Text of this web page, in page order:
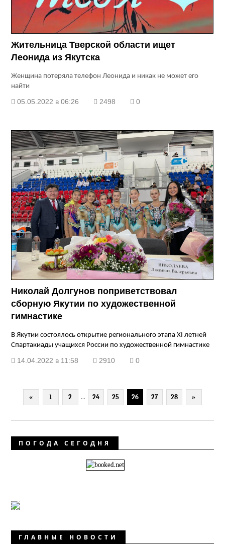
Жительница Тверской области ищет
Леонида из Якутска
Женщина потеряла телефон Леонида и никак не может его
найти
05.05.2022 в 06:26 2498 0
Николай Долгунов поприветствовал
сборную Якутии по художественной
гимнастике
В Якутии состоялось открытие регионального этапаXIлетней
Спартакиады учащихся России по художественной гимнастике
14.04.2022 в 11:58 2910 0
« 1 2 ... 24 25 26 27 28 »
ПОГОДА СЕГОДНЯ
ГЛАВНЫЕ НОВОСТИ